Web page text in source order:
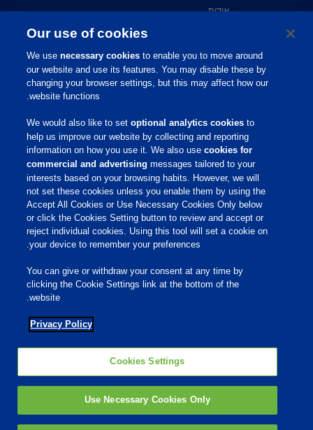
אודות
תמיכה מקצועית
מידע מקצועי
קריירה
שירות לקוחות
תנאי שימוש
הצהרת נגישות
Cookies Settings
מדיניות פרטיות
Our use of cookies
We usenecessary cookies to enable you to move around
our website and use its features. You may disable these by
changing your browser settings, but this may affect how our
website functions.
We would also like to setoptional analytics cookies to
help us improve our website by collecting and reporting
information on how you use it. We also usecookies for
commercial and advertising messages tailored to your
interests based on your browsing habits. However, we will
not set these cookies unless you enable them by using the
Accept All Cookies or Use Necessary Cookies Only below
or click the Cookies Setting button to review and accept or
reject individual cookies. Using this tool will set a cookie on
your device to remember your preferences.
You can give or withdraw your consent at any time by
clicking the Cookie Settings link at the bottom of the
website.
Privacy Policy
Cookies Settings
Use Necessary Cookies Only